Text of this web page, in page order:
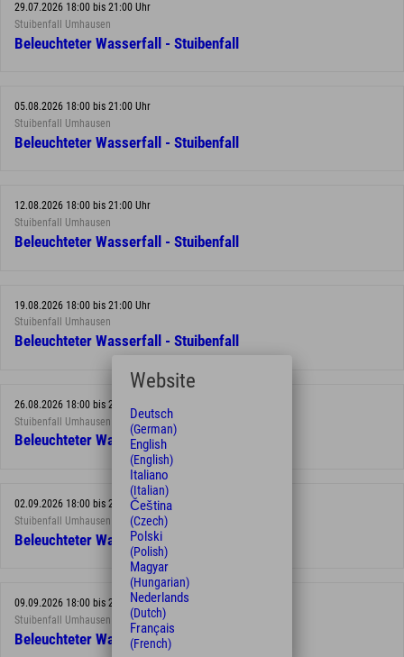
29.07.2026 18:00 bis 21:00 Uhr
Stuibenfall Umhausen
Beleuchteter Wasserfall - Stuibenfall
05.08.2026 18:00 bis 21:00 Uhr
Stuibenfall Umhausen
Beleuchteter Wasserfall - Stuibenfall
12.08.2026 18:00 bis 21:00 Uhr
Stuibenfall Umhausen
Beleuchteter Wasserfall - Stuibenfall
19.08.2026 18:00 bis 21:00 Uhr
Stuibenfall Umhausen
Beleuchteter Wasserfall - Stuibenfall
26.08.2026 18:00 bis 21:00 Uhr
Stuibenfall Umhausen
Beleuchteter Wasserfall - Stuibenfall
02.09.2026 18:00 bis 21:00 Uhr
Stuibenfall Umhausen
Beleuchteter Wasserfall - Stuibenfall
09.09.2026 18:00 bis 21:00 Uhr
Stuibenfall Umhausen
Beleuchteter Wasserfall - Stuibenfall
Website
Deutsch
(German)
English
(English)
Italiano
(Italian)
Čeština
(Czech)
Polski
(Polish)
Magyar
(Hungarian)
Nederlands
(Dutch)
Français
(French)